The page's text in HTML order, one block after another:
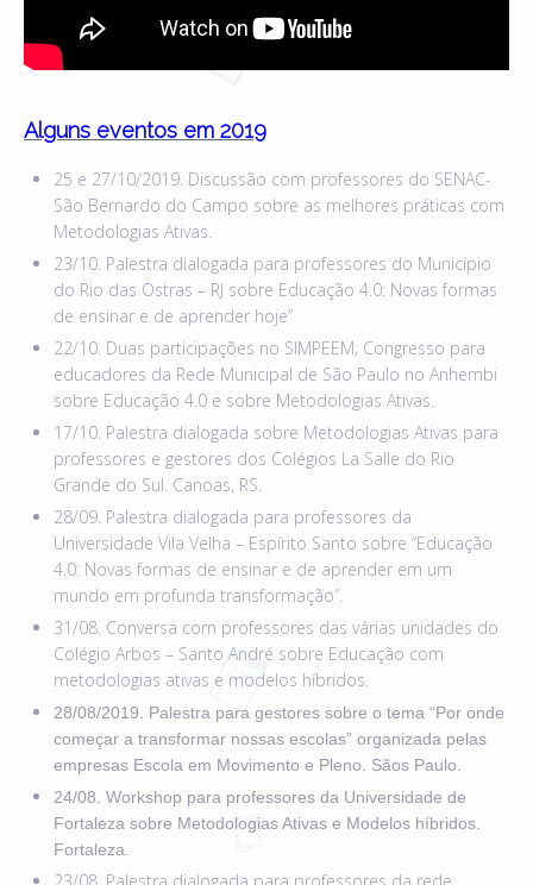
Alguns eventos em 2019
25 e 27/10/2019. Discussão com professores do SENAC-
São Bernardo do Campo sobre as melhores práticas com
Metodologias Ativas.
23/10. Palestra dialogada para professores do Município
do Rio das Ostras – RJ sobre Educação 4.0: Novas formas
de ensinar e de aprender hoje”
22/10. Duas participações no SIMPEEM; Congresso para
educadores da Rede Municipal de São Paulo no Anhembi
sobre Educação 4.0 e sobre Metodologias Ativas.
17/10. Palestra dialogada sobre Metodologias Ativas para
professores e gestores dos Colégios La Salle do Rio
Grande do Sul. Canoas, RS.
28/09. Palestra dialogada para professores da
Universidade Vila Velha – Espírito Santo sobre “Educação
4.0: Novas formas de ensinar e de aprender em um
mundo em profunda transformação”.
31/08. Conversa com professores das várias unidades do
Colégio Arbos – Santo André sobre Educação com
metodologias ativas e modelos híbridos.
28/08/2019. Palestra para gestores sobre o tema “Por onde
começar a transformar nossas escolas” organizada pelas
empresas Escola em Movimento e Pleno. Sãos Paulo.
24/08. Workshop para professores da Universidade de
Fortaleza sobre Metodologias Ativas e Modelos híbridos.
Fortaleza.